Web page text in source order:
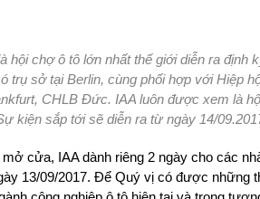
trụ sở tại Berlin, cùng phối hợp với Hiệp
CHLB Đức. IAA luôn được xem là
kiện sắp tới sẽ diễn ra từ ngày 14/
cửa, IAA dành riêng 2 ngày cho các
13/09/2017. Để Quý vị có được những